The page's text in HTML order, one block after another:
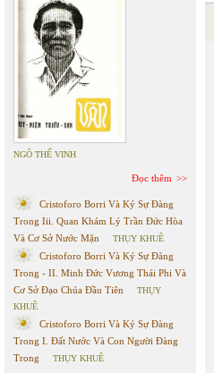
NGÔ THẾ VINH
Đọc thêm
Cristoforo Borri Và Ký Sự Đàng
Trong Iii. Quan Khám Lý Trần Đức Hòa
Và Cơ Sở Nước Mặn
THỤY KHUÊ
Cristoforo Borri Và Ký Sự Đàng
Trong - II. Minh Đức Vương Thái Phi Và
Cơ Sở Đạo Chúa Đầu Tiên
THỤY
KHUÊ
Cristoforo Borri Và Ký Sự Đàng
Trong I. Đất Nước Và Con Người Đàng
Trong
THỤY KHUÊ